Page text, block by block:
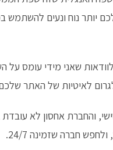
יותר נוח ונעים להשתמש
שאני מידי עומס על
לאיטיות של האתר
והחברת אחסון לא
חברה שזמינה 24/7.